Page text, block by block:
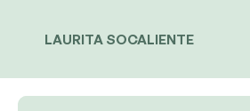
LAURITA SOCALIENTE